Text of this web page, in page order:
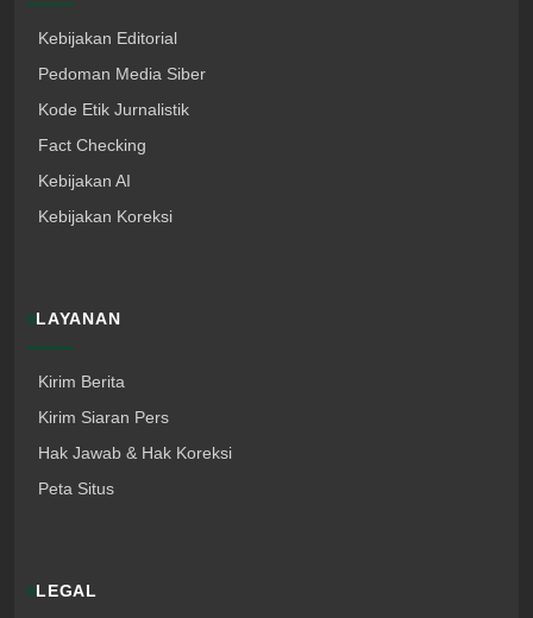
Kebijakan Editorial
Pedoman Media Siber
Kode Etik Jurnalistik
Fact Checking
Kebijakan AI
Kebijakan Koreksi
LAYANAN
Kirim Berita
Kirim Siaran Pers
Hak Jawab & Hak Koreksi
Peta Situs
LEGAL